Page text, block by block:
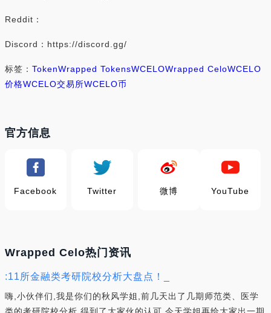
Reddit：
Discord：https://discord.gg/
标签： TokenWrapped TokensWCELOWrapped CeloWCELO
价格WCELO交易所WCELO币
官方信息
Facebook Twitter 微博 YouTube
Wrapped Celo热门资讯
:11所金融类考研院校分析大盘点！_
嗨,小伙伴们,我是你们的秋风学姐,前几天出了几期师范类、医学